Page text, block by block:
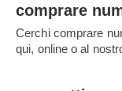
comprare
Cerchi comprare
qui, online o al